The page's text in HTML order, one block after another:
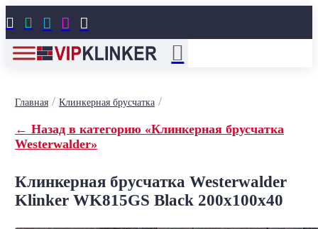
    
Главная/ Клинкерная брусчатка/
← Назад в категорию «Клинкерная брусчатка
Westerwalder»
Клинкерная брусчатка Westerwalder
Klinker WK815GS Black 200x100x40